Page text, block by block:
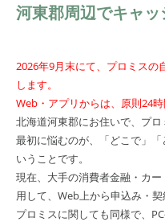
河東郡周辺でキャ
2026年9月末にて、プロミスの
します。
Web・アプリからは、原則24
北海道河東郡にお住いで、プ
最初に悩むのが、「どこで」
いうことです。
現在、大手の消費者金融・カ
用して、Web上から申込み・
プロミスに関しても同様で、